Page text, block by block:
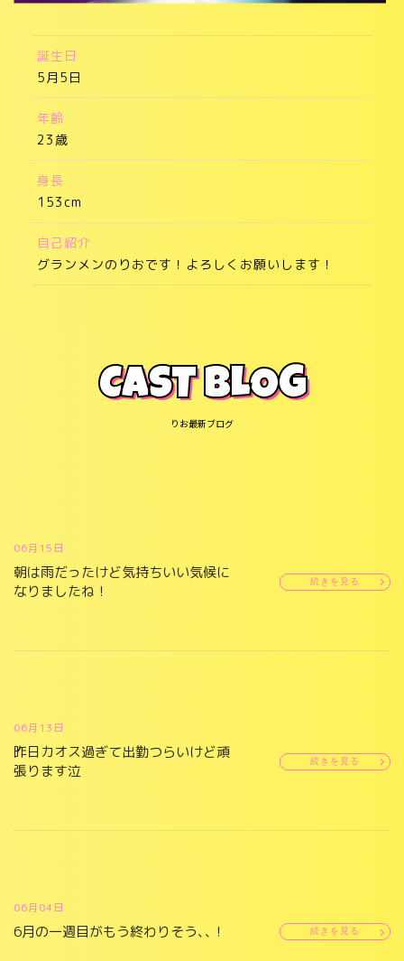
誕生日
5月5日
年齢
23歳
身長
153cm
自己紹介
グランメンのりおです！よろしくお願いします！
CAST BLOG
りお最新ブログ
06月15日
朝は雨だったけど気持ちいい気候に
なりましたね！
続きを見る
06月13日
昨日カオス過ぎて出勤つらいけど頑
張ります泣
続きを見る
06月04日
6月の一週目がもう終わりそう､､！ 続きを見る